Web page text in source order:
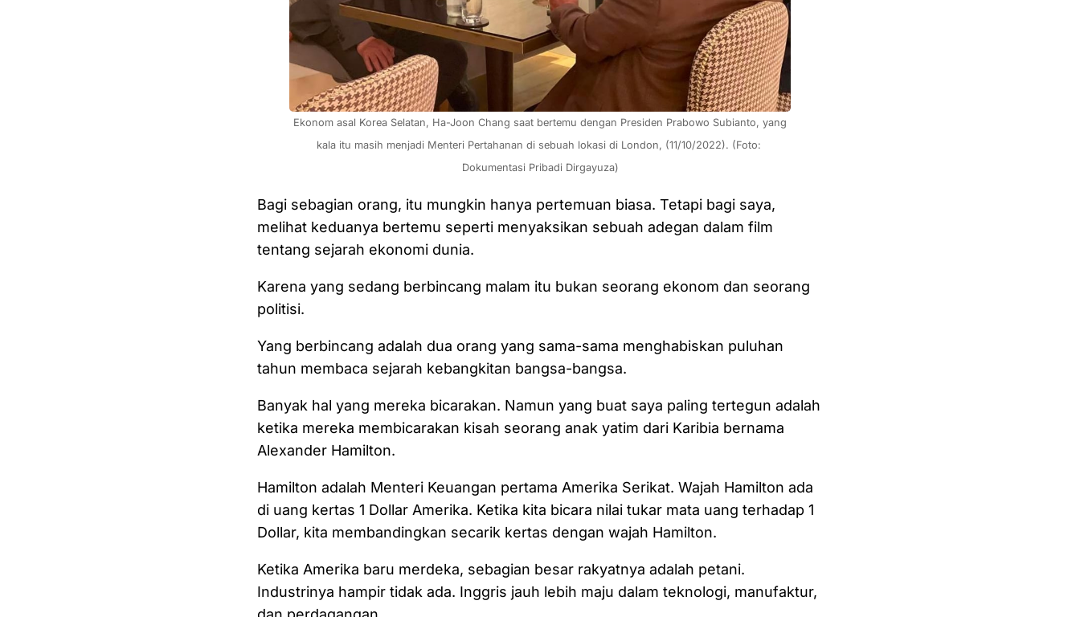
kala itu masih menjadi Menteri Pertahanan di sebuah lokasi di London, (11/10/2022). (Foto:
Dokumentasi Pribadi Dirgayuza)
Bagi sebagian orang, itu mungkin hanya pertemuan biasa. Tetapi bagi saya,
melihat keduanya bertemu seperti menyaksikan sebuah adegan dalam film
tentang sejarah ekonomi dunia.
Karena yang sedang berbincang malam itu bukan seorang ekonom dan seorang
politisi.
Yang berbincang adalah dua orang yang sama-sama menghabiskan puluhan
tahun membaca sejarah kebangkitan bangsa-bangsa.
Banyak hal yang mereka bicarakan. Namun yang buat saya paling tertegun adalah
ketika mereka membicarakan kisah seorang anak yatim dari Karibia bernama
Alexander Hamilton.
Hamilton adalah Menteri Keuangan pertama Amerika Serikat. Wajah Hamilton ada
di uang kertas 1 Dollar Amerika. Ketika kita bicara nilai tukar mata uang terhadap 1
Dollar, kita membandingkan secarik kertas dengan wajah Hamilton.
Ketika Amerika baru merdeka, sebagian besar rakyatnya adalah petani.
Industrinya hampir tidak ada. Inggris jauh lebih maju dalam teknologi, manufaktur,